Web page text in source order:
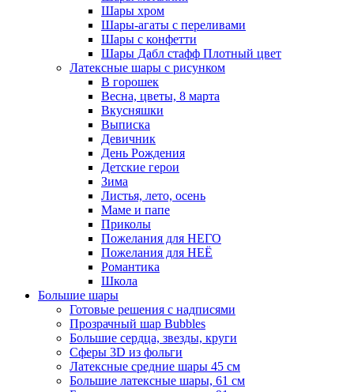
Шары хром
Шары-агаты с переливами
Шары с конфетти
Шары Дабл стафф Плотный цвет
Латексные шары с рисунком
В горошек
Весна, цветы, 8 марта
Вкусняшки
Выписка
Девичник
День Рождения
Детские герои
Зима
Листья, лето, осень
Маме и папе
Приколы
Пожелания для НЕГО
Пожелания для НЕЁ
Романтика
Школа
Большие шары
Готовые решения с надписями
Прозрачный шар Bubbles
Большие сердца, звезды, круги
Сферы 3D из фольги
Латексные средние шары 45 см
Большие латексные шары, 61 см